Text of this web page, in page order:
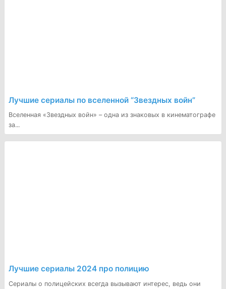
Лучшие сериалы по вселенной “Звездных войн”
Вселенная «Звездных войн» – одна из знаковых в кинематографе
за...
Лучшие сериалы 2024 про полицию
Сериалы о полицейских всегда вызывают интерес, ведь они